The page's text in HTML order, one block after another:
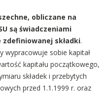
obliczane na
są świadczeniami
składki.
wypracowuje sobie kapitał
kapitału początkowego,
składek i przebytych
przed 1.1.1999 r. oraz